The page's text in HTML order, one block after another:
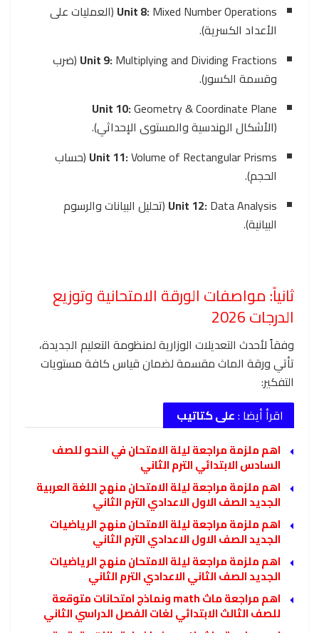
Unit 8: Mixed Number Operations (العمليات على
الأعداد الكسرية).
Unit 9: Multiplying and Dividing Fractions (ضرب
وقسمة الكسور).
Unit 10:Geometry & Coordinate Plane
(الأشكال الهندسية والمستوى الإحداثي).
Unit 11: Volume of Rectangular Prisms (حساب
الحجم).
Unit 12: Data Analysis (تحليل البيانات والرسوم
البيانية).
ثانياً: مواصفات الورقة الامتحانية وتوزيع
الدرجات 2026
وفقاً لأحدث التعديلات الوزارية لمنظومة التعليم الجديدة،
تأتي ورقة الماث مقسمة لضمان قياس كافة مستويات
التفكير:
اقرأ أيضا :على كتاتيب
اهم ملزمة مراجعة ليلة الامتحان في النحو للصف
السادس الابتدائي الترم الثاني
اهم ملزمة مراجعة ليلة الامتحان منهج اللغة العربية
الجديد الصف الاول الاعدادي الترم الثاني
اهم ملزمة مراجعة ليلة الامتحان منهج الرياضيات
الجديد الصف الاول الاعدادي الترم الثاني
اهم ملزمة مراجعة ليلة الامتحان منهج الرياضيات
الجديد الصف الثاني الاعدادي الترم الثاني
اهم مراجعة ماث math ونماذج امتحانات متوقعة
للصف الثالث الابتدائي لغات الفصل الدراسي الثاني